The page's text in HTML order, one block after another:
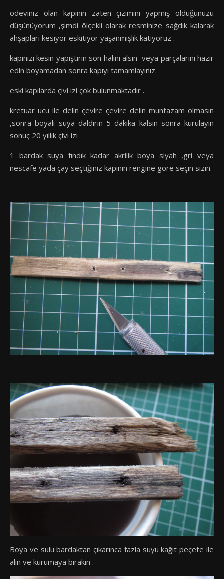
ödeviniz olan kapının zaten çizimini yapmış olduğunuzu
düşünüyorum ,şimdi ölçekli olarak resminize sağdık kalarak
ahşapları kesiyor eskitiyor yaşanmışlık katıyoruz .
kapınızı kesin yapıştırın son halini alsın veya parçalarını hazır
edin boyamadan sonra kapıyı tamamlayınız.
eski kapılarda çivi izi çok bulunmaktadır .
kretuar ucu ile delin çevire çevire delin muntazam olmasın
,sonra boyalı suya daldırın 5 dakika kalsın sonra kurulayın
sonuç 20 yıllık çivi izi
1 bardak suya fındık kadar akrilik boya siyah ,gri veya
nescafe yada çay seçtiğiniz kapının rengine göre seçin sizin.
Boya ve sulu bardaktan çıkarınca fazla suyu kağıt peçete ile
alın ve kurumaya bırakın .